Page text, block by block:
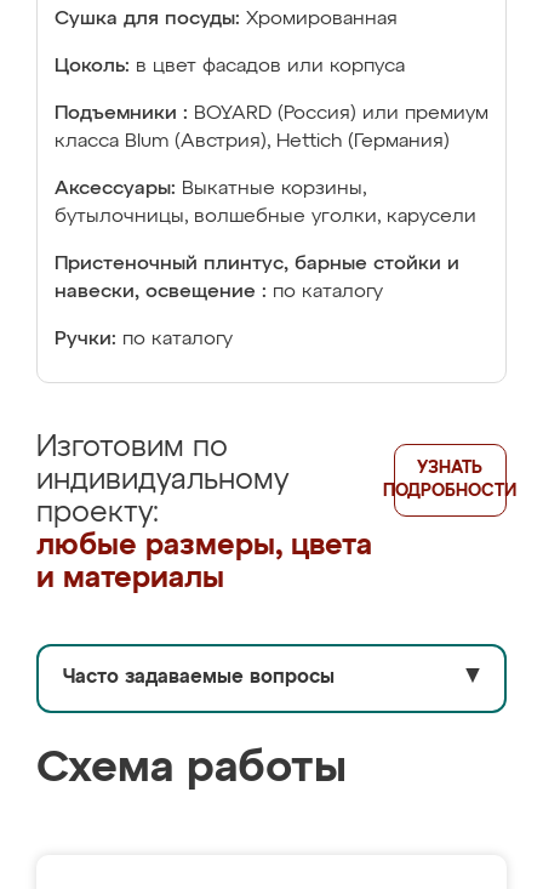
Сушка для посуды: Хромированная
Цоколь: в цвет фасадов или корпуса
Подъемники : BOYARD (Россия) или премиум
класса Blum (Австрия), Hettich (Германия)
Аксессуары: Выкатные корзины,
бутылочницы, волшебные уголки, карусели
Пристеночный плинтус, барные стойки и
навески, освещение : по каталогу
Ручки: по каталогу
Изготовим по
индивидуальному
проекту:
любые размеры, цвета
и материалы
УЗНАТЬ
ПОДРОБНОСТИ
Часто задаваемые вопросы ▼
Схема работы